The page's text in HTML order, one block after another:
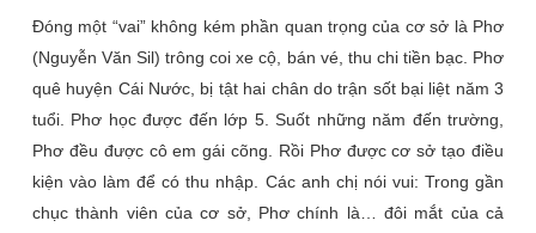
Đóng một “vai” không kém phần quan trọng của cơ sở là Phơ
(Nguyễn Văn Sil) trông coi xe cộ, bán vé, thu chi tiền bạc. Phơ
quê huyện Cái Nước, bị tật hai chân do trận sốt bại liệt năm 3
tuổi. Phơ học được đến lớp 5. Suốt những năm đến trường,
Phơ đều được cô em gái cõng. Rồi Phơ được cơ sở tạo điều
kiện vào làm để có thu nhập. Các anh chị nói vui: Trong gần
chục thành viên của cơ sở, Phơ chính là… đôi mắt của cả